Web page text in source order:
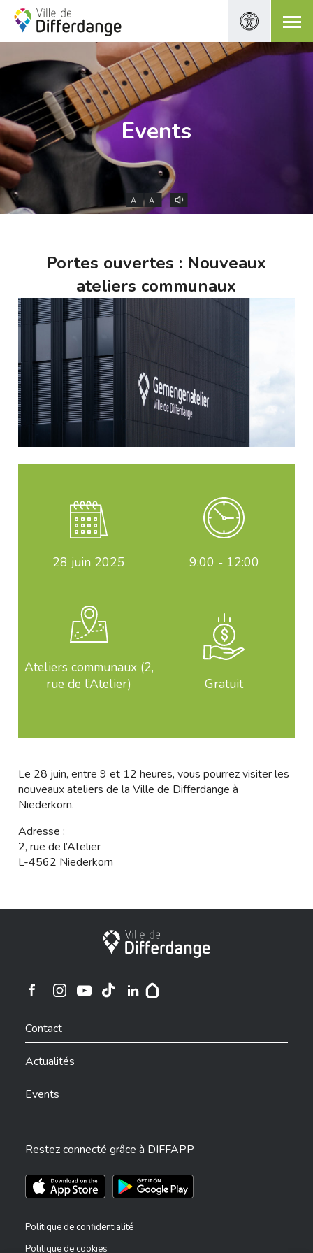
Events
A- A+
Portes ouvertes : Nouveaux
ateliers communaux
28 juin 2025 9:00 - 12:00
Ateliers communaux (2,
rue de l’Atelier)
Gratuit
Le 28 juin, entre 9 et 12 heures, vous pourrez visiter les
nouveaux ateliers de la Ville de Differdange à
Niederkorn.
Adresse :
2, rue de l’Atelier
L-4562 Niederkorn
Ville de Differdange
Ville de Differdange sur Instagram
Contact
Actualités
Events
Restez connecté grâce à DIFFAPP
Téléchargez l'app sur l'App StoreTéléchargez l'app sur Play Store
Politique de confidentialité
Politique de cookies